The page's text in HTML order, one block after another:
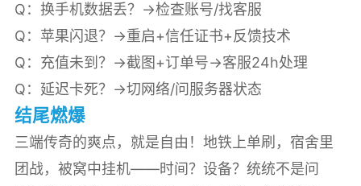
Q：换手机数据丢？→检查账号/找客服
Q：苹果闪退？→重启+信任证书+反馈技术
Q：充值未到？→截图+订单号→客服24h处理
Q：延迟卡死？→切网络/问服务器状态
结尾燃爆
三端传奇的爽点，就是自由！地铁上单刷，宿舍里
团战，被窝中挂机——时间？设备？统统不是问